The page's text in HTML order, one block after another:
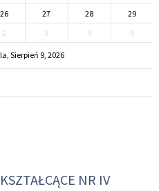
26 27 28
29
2 3 4 5
Sierpień 9, 2026
NR IV